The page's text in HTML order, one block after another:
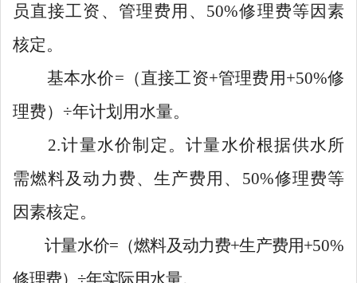
员直接工资、管理费用、 50%修理费等因素
核定。
基本水价= （直接工资+管理费用+50%修
理费） ÷年计划 用水量。
2.计量水价制定。计量水价根据供水所
需燃料及动力费、生产费用、 50%修理费等
因素核定。
计量水价=（燃料及动力费+生产费用+50%
修理费） ÷年实际用水量。